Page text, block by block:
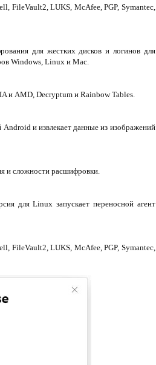
FileVault2, LUKS, McAfee, PGP, Symantec,
для жестких дисков и логинов для
Windows, Linux и Mac.
и AMD, Decryptum и Rainbow Tables.
и извлекает данные из изображений
и сложности расшифровки.
для Linux запускает переносной агент
FileVault2, LUKS, McAfee, PGP, Symantec,